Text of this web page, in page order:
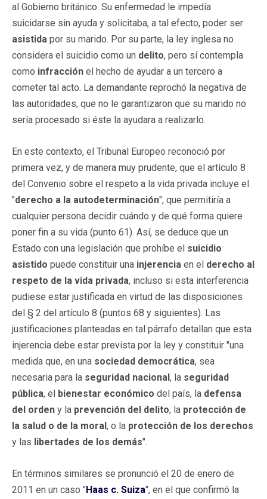
al Gobierno británico. Su enfermedad le impedía
suicidarse sin ayuda y solicitaba, a tal efecto, poder ser
asistida por su marido. Por su parte, la ley inglesa no
considera el suicidio como un delito, pero sí contempla
como infracción el hecho de ayudar a un tercero a
cometer tal acto. La demandante reprochó la negativa de
las autoridades, que no le garantizaron que su marido no
sería procesado si éste la ayudara a realizarlo.
En este contexto, el Tribunal Europeo reconoció por
primera vez, y de manera muy prudente, que el artículo 8
del Convenio sobre el respeto a la vida privada incluye el
"derecho a la autodeterminación", que permitiría a
cualquier persona decidir cuándo y de qué forma quiere
poner fin a su vida (punto 61). Así, se deduce que un
Estado con una legislación que prohíbe el suicidio
asistido puede constituir una injerencia en el derecho al
respeto de la vida privada, incluso si esta interferencia
pudiese estar justificada en virtud de las disposiciones
del § 2 del artículo 8 (puntos 68 y siguientes). Las
justificaciones planteadas en tal párrafo detallan que esta
injerencia debe estar prevista por la ley y constituir "una
medida que, en una sociedad democrática, sea
necesaria para la seguridad nacional, la seguridad
pública, el bienestar económico del país, la defensa
del orden y la prevención del delito, la protección de
la salud o de la moral, o la protección de los derechos
y las libertades de los demás".
En términos similares se pronunció el 20 de enero de
2011 en un caso "Haas c. Suiza", en el que confirmó la